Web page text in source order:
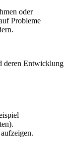
oder
Probleme
deren Entwicklung